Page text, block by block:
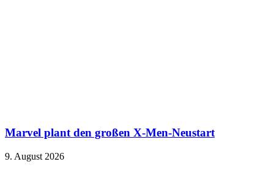
Marvel plant den großen X-Men-Neustart
9. August 2026